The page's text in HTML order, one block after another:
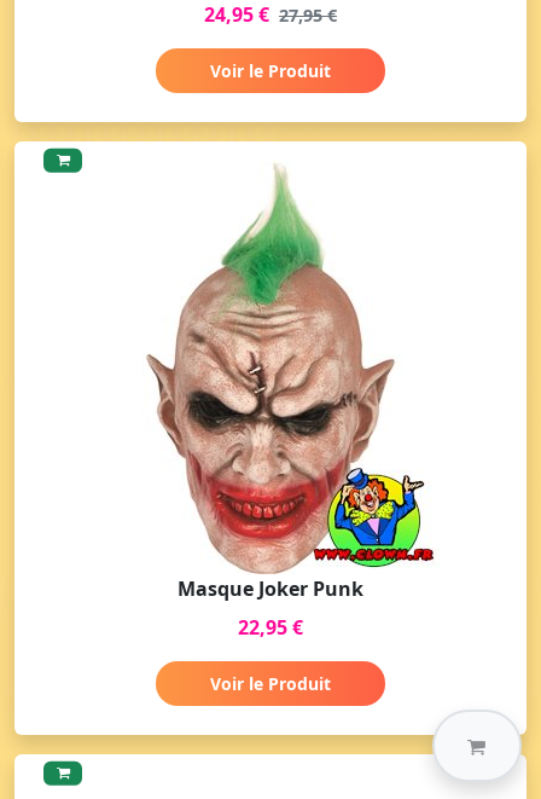
24,95 € 27,95 €
Voir le Produit
Masque Joker Punk
22,95 €
Voir le Produit